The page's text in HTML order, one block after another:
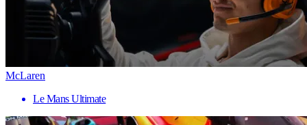
McLaren
Le Mans Ultimate